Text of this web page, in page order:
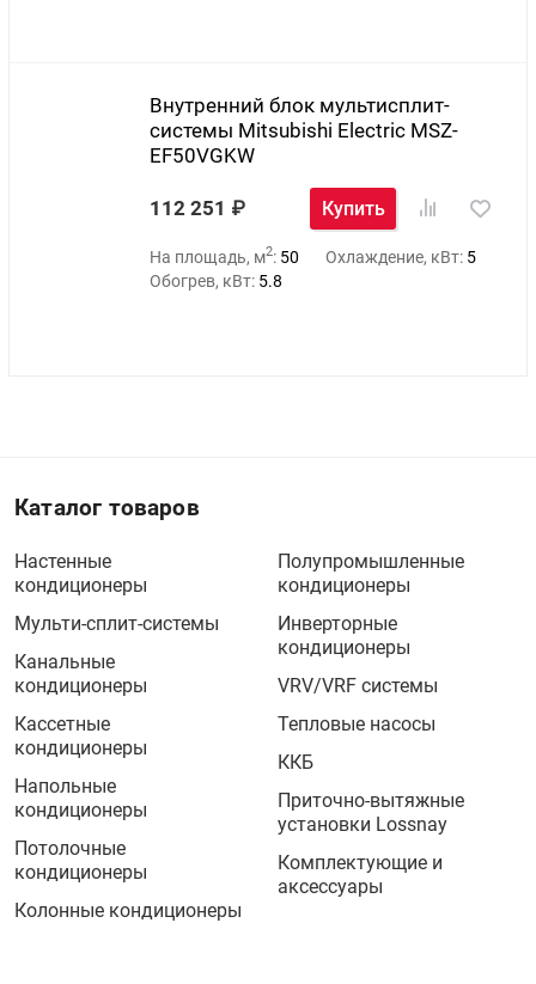
Внутренний блок мультисплит-
системы Mitsubishi Electric MSZ-
EF50VGKW
112 251 Купить
На площадь, м2: 50 Охлаждение, кВт: 5
Обогрев, кВт: 5.8
Каталог товаров
Настенные
кондиционеры
Мульти-сплит-системы
Канальные
кондиционеры
Кассетные
кондиционеры
Напольные
кондиционеры
Потолочные
кондиционеры
Колонные кондиционеры
Полупромышленные
кондиционеры
Инверторные
кондиционеры
VRV/VRF системы
Тепловые насосы
ККБ
Приточно-вытяжные
установки Lossnay
Комплектующие и
аксессуары